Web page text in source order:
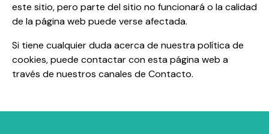
este sitio, pero parte del sitio no funcionará o la calidad
de la página web puede verse afectada.
Si tiene cualquier duda acerca de nuestra política de
cookies, puede contactar con esta página web a
través de nuestros canales de Contacto.